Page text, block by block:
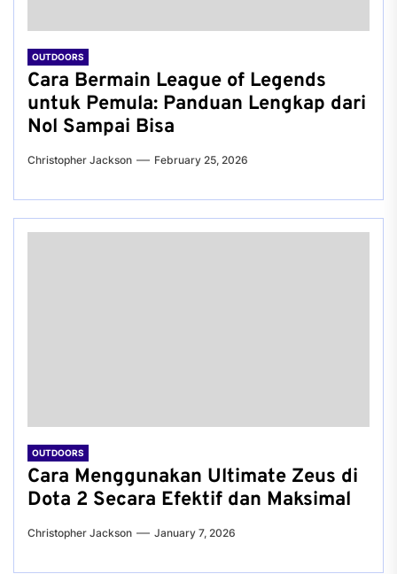
OUTDOORS
Cara Bermain League of Legends
untuk Pemula: Panduan Lengkap dari
Nol Sampai Bisa
Christopher Jackson February 25, 2026
OUTDOORS
Cara Menggunakan Ultimate Zeus di
Dota 2 Secara Efektif dan Maksimal
Christopher Jackson January 7, 2026